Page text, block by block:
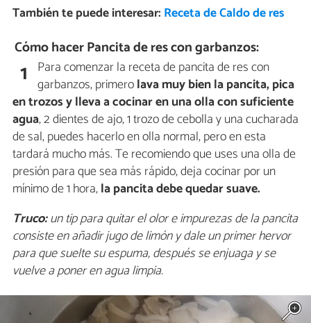
También te puede interesar: Receta de Caldo de res
Cómo hacer Pancita de res con garbanzos:
1 Para comenzar la receta de pancita de res con
garbanzos, primerolava muy bien la pancita, pica
en trozos y lleva a cocinar en una olla con suficiente
agua, 2 dientes de ajo, 1 trozo de cebolla y una cucharada
de sal, puedes hacerlo en olla normal, pero en esta
tardará mucho más. Te recomiendo que uses una olla de
presión para que sea más rápido, deja cocinar por un
mínimo de 1 hora,la pancita debe quedar suave.
Truco:un tip para quitar el olor e impurezas de la pancita
consiste en añadir jugo de limón y dale un primer hervor
para que suelte su espuma, después se enjuaga y se
vuelve a poner en agua limpia.